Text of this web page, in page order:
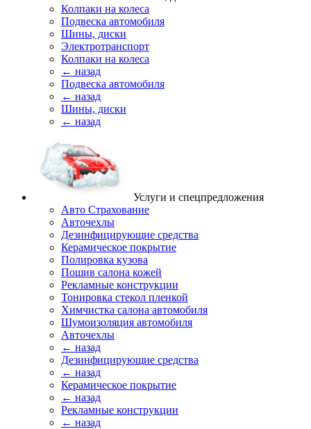
Колпаки на колеса
Подвеска автомобиля
Шины, диски
Электротранспорт
Колпаки на колеса
← назад
Подвеска автомобиля
← назад
Шины, диски
← назад
Услуги и спецпредложения
Авто Страхование
Авточехлы
Дезинфицирующие средства
Керамическое покрытие
Полировка кузова
Пошив салона кожей
Рекламные конструкции
Тонировка стекол пленкой
Химчистка салона автомобиля
Шумоизоляция автомобиля
Авточехлы
← назад
Дезинфицирующие средства
← назад
Керамическое покрытие
← назад
Рекламные конструкции
← назад